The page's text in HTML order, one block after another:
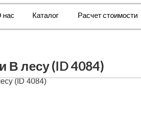
нас Каталог Расчет стоимости
В лесу (ID 4084)